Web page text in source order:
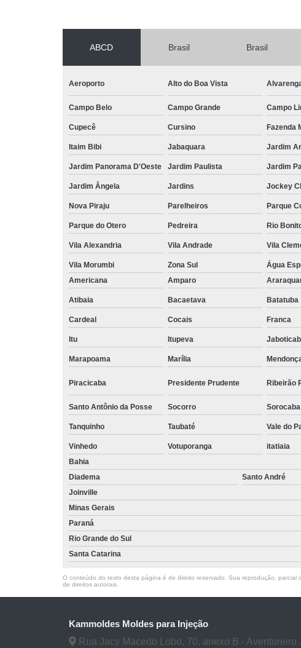
ABCD Brasil Brasil
Aeroporto Alto do Boa Vista
Campo Belo Campo Grande Campo
Cupecê Cursino Fazenda
Itaim Bibi Jabaquara Jardim
Jardim Panorama D'Oeste Jardim Paulista Jardim
Jardim Ângela Jardins Jockey
Nova Piraju Parelheiros Parque
Parque do Otero Pedreira Rio
Vila Alexandria Vila Andrade Vila
Vila Morumbi Zona Sul Água
Americana
Amparo
Atibaia Bacaetava Batatuba
Cardeal Cocais Franca
Itu Itupeva
Marapoama Marília
Piracicaba Presidente Prudente Ribeirão
Santo Antônio da Posse Socorro Sorocaba
Tanquinho Taubaté Vale do
Vinhedo Votuporanga itatiaia
Bahia
Diadema
Santo André
Joinville
Minas Gerais
Paraná
Rio Grande do Sul
Santa Catarina
O conteúdo do texto desta página é de direito reservado. Sua reprodução,
de direitos autorais
Kammoldes Moldes para Injeção
Rua Jacy Macedo Lobo, 70, anexo B - Aventureiro